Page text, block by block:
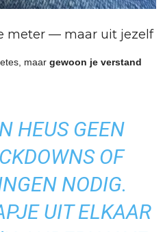
meter — maar uit jezelf
maar gewoon je verstand
HEUS GEEN
OF
NODIG.
UIT ELKAAR